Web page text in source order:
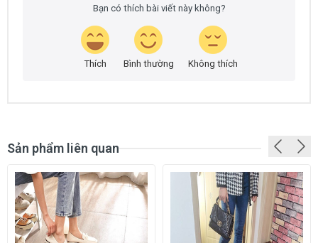
Bạn có thích bài viết này không?
Thích Bình thường Không thích
Sản phẩm liên quan